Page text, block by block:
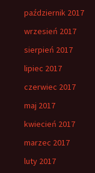
październik 2017
wrzesień 2017
sierpień 2017
lipiec 2017
czerwiec 2017
maj 2017
kwiecień 2017
marzec 2017
luty 2017